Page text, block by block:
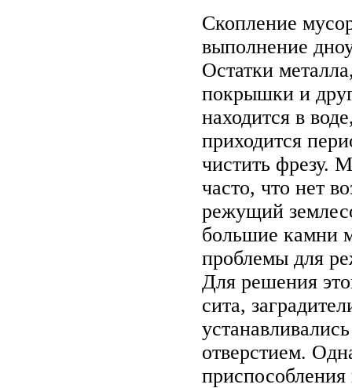
Скопление
выполнение
Остатки
покрышки и
находится в
приходится
чистить фрезу.
часто, что нет
режущий
большие камни
проблемы для
Для решения
сита,
отверстием.